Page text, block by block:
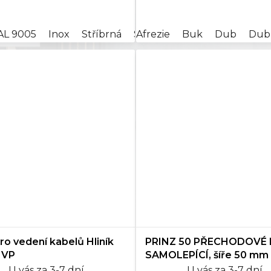
9005 Inox Stříbrná Stříbrná broušená
Afrezie Buk Dub
vedení kabelů Hliník
PRINZ 50 PŘECHODOVÉ
SAMOLEPÍCÍ, šíře 50 mm